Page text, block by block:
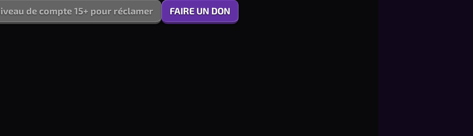
de compte 15+ pour réclamer FAIRE UN DON